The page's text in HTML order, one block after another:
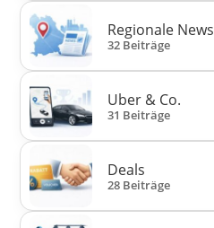
Regionale News
32 Beiträge
Uber & Co.
31 Beiträge
Deals
28 Beiträge